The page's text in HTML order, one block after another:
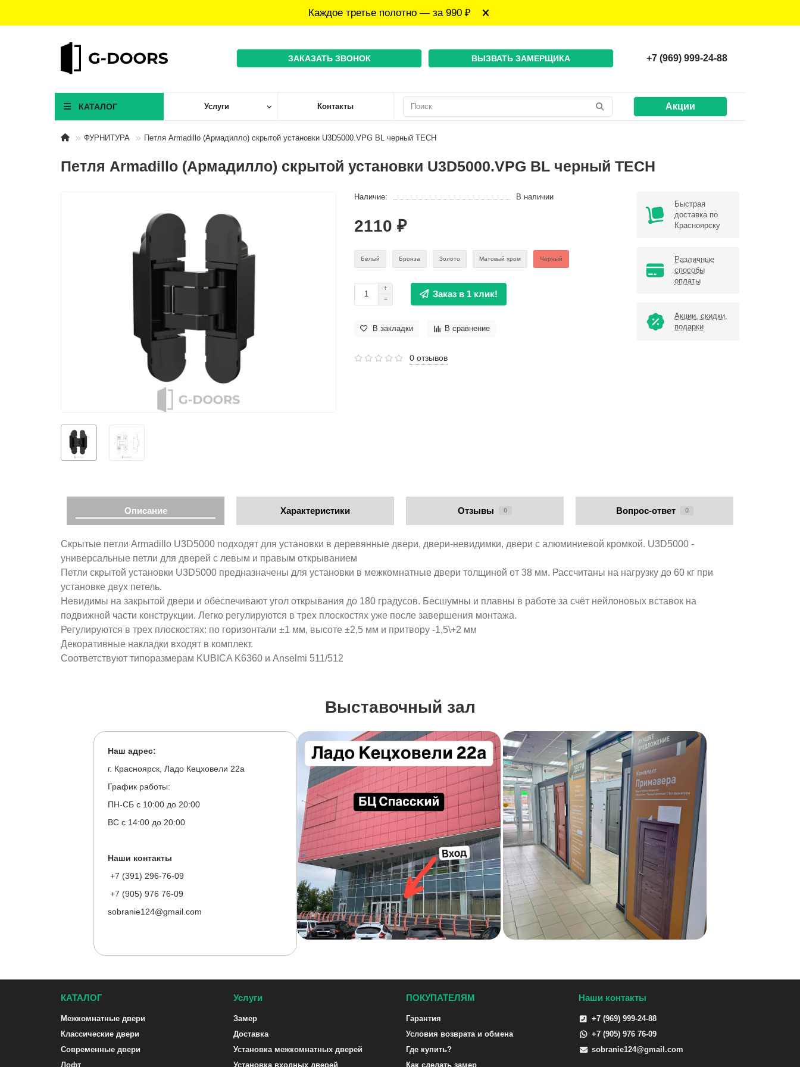
Каждое третье полотно — за 990 ₽
ЗАКАЗАТЬ ЗВОНОК ВЫЗВАТЬ ЗАМЕРЩИКА +7 (969) 999-24-88
КАТАЛОГ Услуги Контакты Акции
ФУРНИТУРА Петля Armadillo (Армадилло) скрытой установки U3D5000.VPG BL черный TECH
Петля Armadillo (Армадилло) скрытой установки U3D5000.VPG BL черный TECH
Наличие: В наличии
2110 ₽
Белый Бронза Золото Матовый хром Черный
Заказ в 1 клик!
В закладки В сравнение
0 отзывов
Быстрая
доставка по
Красноярску
Различные
способы
оплаты
Акции, скидки,
подарки
Описание Характеристики Отзывы 0 Вопрос-ответ 0
Скрытые петли Armadillo U3D5000 подходят для установки в деревянные двери, двери-невидимки, двери с алюминиевой кромкой. U3D5000 -
универсальные петли для дверей с левым и правым открыванием
Петли скрытой установки U3D5000 предназначены для установки в межкомнатные двери толщиной от 38 мм. Рассчитаны на нагрузку до 60 кг при
установке двух петель.
Невидимы на закрытой двери и обеспечивают угол открывания до 180 градусов. Бесшумны и плавны в работе за счёт нейлоновых вставок на
подвижной части конструкции. Легко регулируются в трех плоскостях уже после завершения монтажа.
Регулируются в трех плоскостях: по горизонтали ±1 мм, высоте ±2,5 мм и притвору -1,5\+2 мм
Декоративные накладки входят в комплект.
Соответствуют типоразмерам KUBICA K6360 и Anselmi 511/512
Выставочный зал
Наш адрес:
г. Красноярск, Ладо Кецховели 22а
График работы:
ПН-СБ с 10:00 до 20:00
ВС с 14:00 до 20:00
Наши контакты
+7 (391) 296-76-09
+7 (905) 976 76-09
sobranie124@gmail.com
КАТАЛОГ
Межкомнатные двери
Классические двери
Современные двери
Лофт
Услуги
Замер
Доставка
Установка межкомнатных дверей
Установка входных дверей
ПОКУПАТЕЛЯМ
Гарантия
Условия возврата и обмена
Где купить?
Как сделать замер
Наши контакты
+7 (969) 999-24-88
+7 (905) 976 76-09
sobranie124@gmail.com